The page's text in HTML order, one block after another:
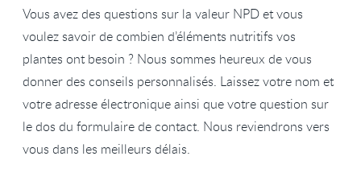
Vous avez des questions sur la valeur NPD et vous
voulez savoir de combien d’éléments nutritifs vos
plantes ont besoin ? Nous sommes heureux de vous
donner des conseils personnalisés. Laissez votre nom et
votre adresse électronique ainsi que votre question sur
le dos du formulaire de contact. Nous reviendrons vers
vous dans les meilleurs délais.